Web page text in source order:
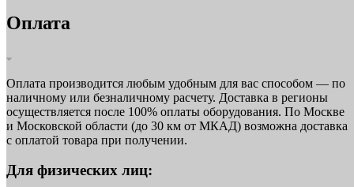
Оплата
Оплата производится любым удобным для вас способом — по
наличному или безналичному расчету. Доставка в регионы
осуществляется после 100% оплаты оборудования. По Москве
и Московской области (до 30 км от МКАД) возможна доставка
с оплатой товара при получении.
Для физических лиц: